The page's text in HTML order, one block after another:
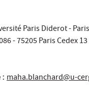
Paris Diderot -
- 75205 Paris Cedex 13
: maha.blanchard@u-